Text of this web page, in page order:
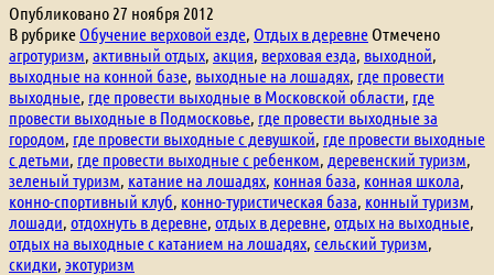
Опубликовано 27 ноября 2012
В рубрике Обучение верховой езде, Отдых в деревне Отмечено
агротуризм, активный отдых, акция, верховая езда, выходной,
выходные на конной базе, выходные на лошадях, где провести
выходные, где провести выходные в Московской области, где
провести выходные в Подмосковье, где провести выходные за
городом, где провести выходные с девушкой, где провести выходные
с детьми, где провести выходные с ребенком, деревенский туризм,
зеленый туризм, катание на лошадях, конная база, конная школа,
конно-спортивный клуб, конно-туристическая база, конный туризм,
лошади, отдохнуть в деревне, отдых в деревне, отдых на выходные,
отдых на выходные с катанием на лошадях, сельский туризм,
скидки, экотуризм